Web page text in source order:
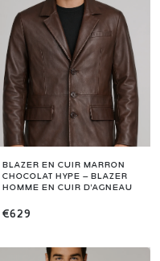
BLAZER EN CUIR MARRON
CHOCOLAT HYPE – BLAZER
HOMME EN CUIR D'AGNEAU
€629